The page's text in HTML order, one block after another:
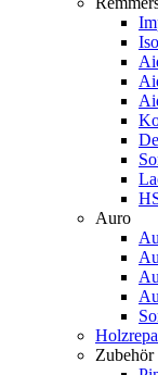
Auro
Zubehör